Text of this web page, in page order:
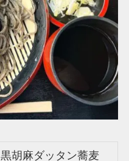
黒胡麻ダッタン蕎麦